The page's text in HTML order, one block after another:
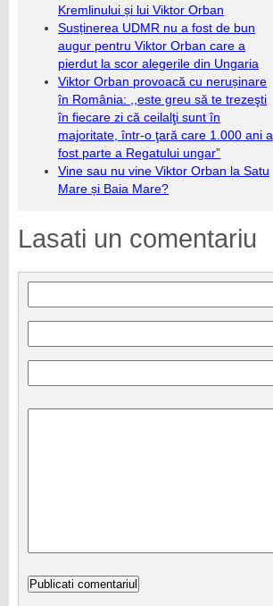
Kremlinului și lui Viktor Orban
Susținerea UDMR nu a fost de bun
augur pentru Viktor Orban care a
pierdut la scor alegerile din Ungaria
Viktor Orban provoacă cu nerușinare
în România: ,,este greu să te trezeşti
în fiecare zi că ceilalţi sunt în
majoritate, într-o ţară care 1.000 ani a
fost parte a Regatului ungar”
Vine sau nu vine Viktor Orban la Satu
Mare și Baia Mare?
Lasati un comentariu